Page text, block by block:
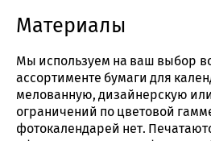
Материалы
Мы используем на ваш выбор
ассортименте бумаги для
мелованную, дизайнерскую
ограничений по цветовой
фотокалендарей нет.